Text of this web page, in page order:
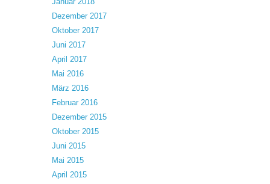
Dezember 2017
Oktober 2017
Juni 2017
April 2017
Mai 2016
März 2016
Februar 2016
Dezember 2015
Oktober 2015
Juni 2015
Mai 2015
April 2015